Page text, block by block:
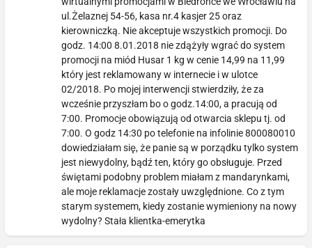
ul.Żelaznej 54-56, kasa nr.4 kasjer 25 oraz
kierowniczką. Nie akceptuje wszystkich promocji. Do
godz. 14:00 8.01.2018 nie zdążyły wgrać do system
promocji na miód Husar 1 kg w cenie 14,99 na 11,99
który jest reklamowany w internecie i w ulotce
02/2018. Po mojej interwencji stwierdziły, że za
wcześnie przyszłam bo o godz.14:00, a pracują od
7:00. Promocje obowiązują od otwarcia sklepu tj. od
7:00. O godz 14:30 po telefonie na infolinie 800080010
dowiedziałam się, że panie są w porządku tylko system
jest niewydolny, bądź ten, który go obsługuje. Przed
świętami podobny problem miałam z mandarynkami,
ale moje reklamacje zostały uwzględnione. Co z tym
starym systemem, kiedy zostanie wymieniony na nowy
wydolny? Stała klientka-emerytka